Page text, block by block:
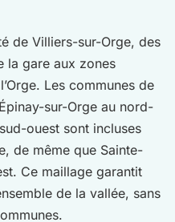
de Villiers-sur-Orge, des
la gare aux zones
Les communes de
sur-Orge au nord-
ouest sont incluses
de même que Sainte-
Ce maillage garantit
de la vallée, sans